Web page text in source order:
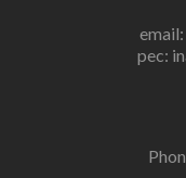
pec: